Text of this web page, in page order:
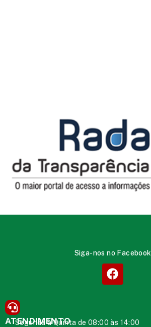
Siga-nos no Facebook
ATENDIMENTO
Segunda à Quinta de 08:00 às 14:00